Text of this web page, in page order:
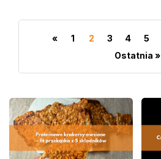
« 1 2 3 4 5
Ostatnia »